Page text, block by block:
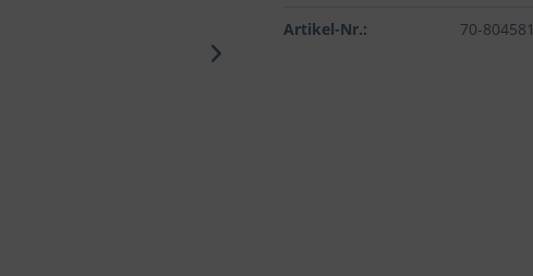
Artikel-Nr.: 70-804581